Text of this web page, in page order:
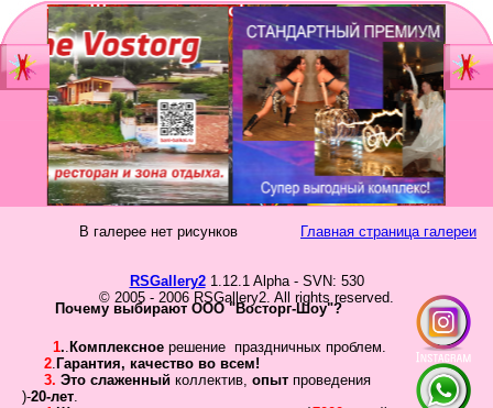
Главная
Шоу-группа
Видеостудия
Прайс
Контакты
Портфолио
Главная страница галереи
В галерее нет рисунков
RSGallery21.12.1 Alpha - SVN: 530
© 2005 - 2006 RSGallery2. All rights reserved.
Почему выбирают ООО "Восторг-Шоу"?
1.. Комплексное решение праздничных проблем.
2. Гарантия, качество во всем!
3. Это слаженный коллектив, опыт проведения
)-20-лет.
год